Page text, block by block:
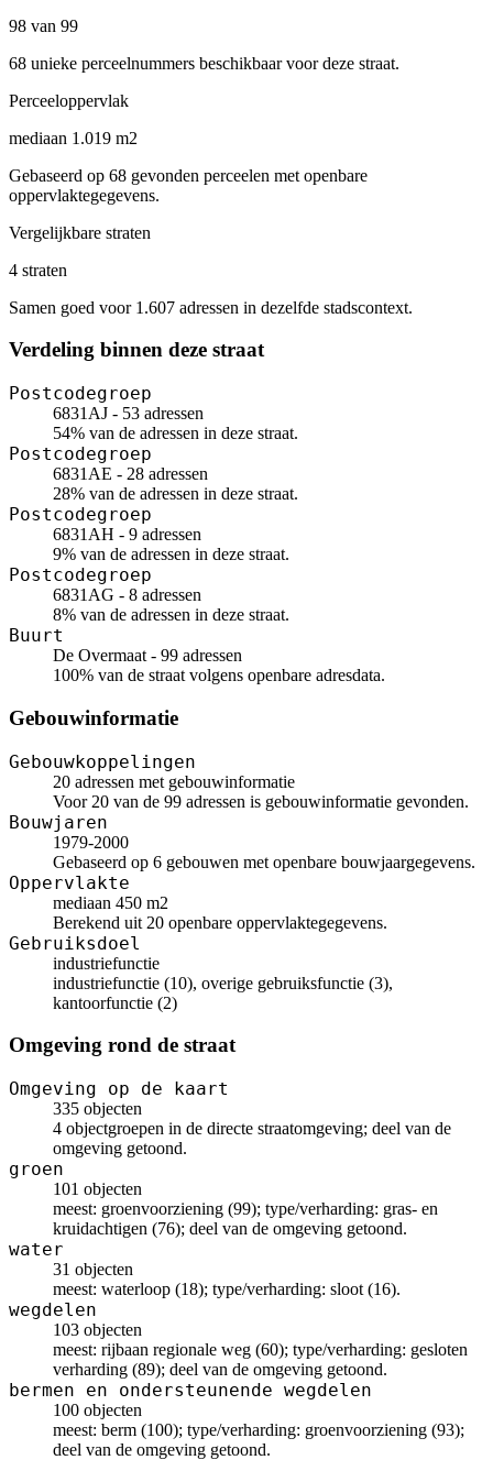
98 van 99
68 unieke perceelnummers beschikbaar voor deze straat.
Perceeloppervlak
mediaan 1.019 m2
Gebaseerd op 68 gevonden perceelen met openbare
oppervlaktegegevens.
Vergelijkbare straten
4 straten
Samen goed voor 1.607 adressen in dezelfde stadscontext.
Verdeling binnen deze straat
Postcodegroep
6831AJ - 53 adressen
54% van de adressen in deze straat.
Postcodegroep
6831AE - 28 adressen
28% van de adressen in deze straat.
Postcodegroep
6831AH - 9 adressen
9% van de adressen in deze straat.
Postcodegroep
6831AG - 8 adressen
8% van de adressen in deze straat.
Buurt
De Overmaat - 99 adressen
100% van de straat volgens openbare adresdata.
Gebouwinformatie
Gebouwkoppelingen
20 adressen met gebouwinformatie
Voor 20 van de 99 adressen is gebouwinformatie gevonden.
Bouwjaren
1979-2000
Gebaseerd op 6 gebouwen met openbare bouwjaargegevens.
Oppervlakte
mediaan 450 m2
Berekend uit 20 openbare oppervlaktegegevens.
Gebruiksdoel
industriefunctie
industriefunctie (10), overige gebruiksfunctie (3),
kantoorfunctie (2)
Omgeving rond de straat
Omgeving op de kaart
335 objecten
4 objectgroepen in de directe straatomgeving; deel van de
omgeving getoond.
groen
101 objecten
meest: groenvoorziening (99); type/verharding: gras- en
kruidachtigen (76); deel van de omgeving getoond.
water
31 objecten
meest: waterloop (18); type/verharding: sloot (16).
wegdelen
103 objecten
meest: rijbaan regionale weg (60); type/verharding: gesloten
verharding (89); deel van de omgeving getoond.
bermen en ondersteunende wegdelen
100 objecten
meest: berm (100); type/verharding: groenvoorziening (93);
deel van de omgeving getoond.